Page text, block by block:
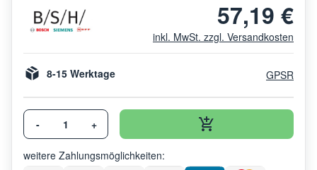
57,19 €
inkl. MwSt. zzgl. Versandkosten
8-15 Werktage GPSR
- +
weitere Zahlungsmöglichkeiten: